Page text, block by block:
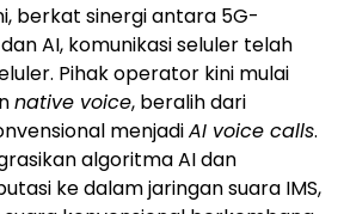
berkat sinergi antara 5G-
AI, komunikasi seluler telah
Pihak operator kini mulai
native voice, beralih dari
menjadiAI voice calls.
algoritma AI dan
ke dalam jaringan suara IMS,